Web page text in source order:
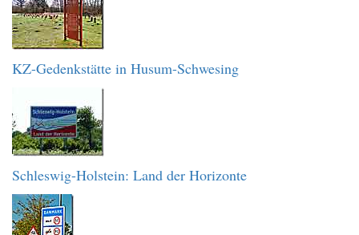
KZ-Gedenkstätte in Husum-Schwesing
Schleswig-Holstein: Land der Horizonte